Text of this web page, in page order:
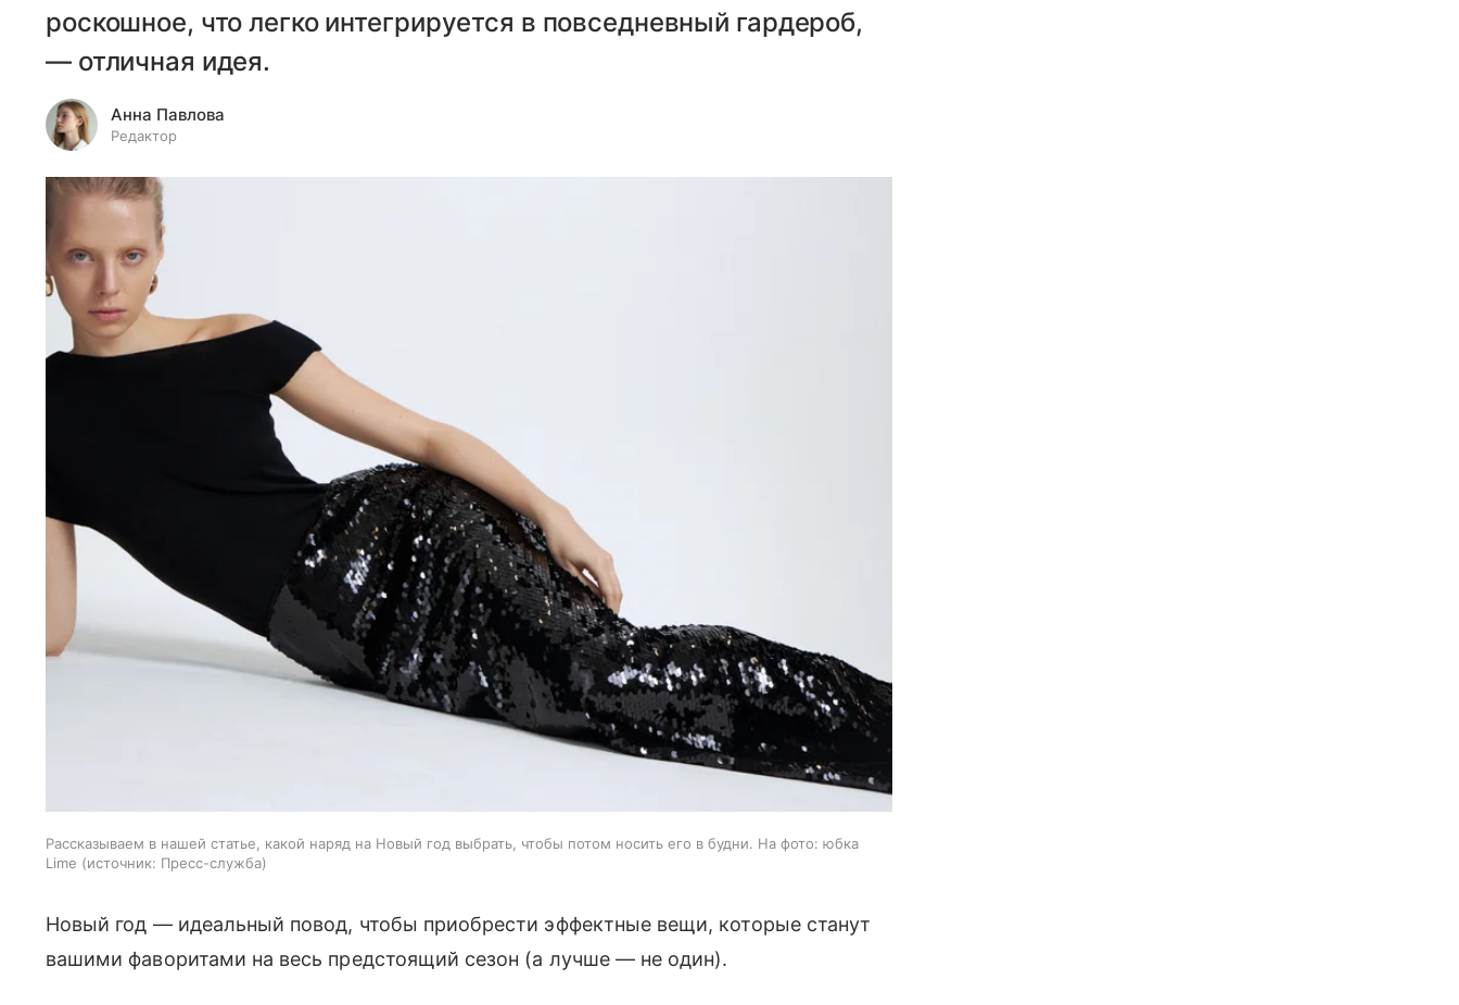
роскошное, что легко интегрируется в повседневный гардероб,
— отличная идея.
Анна Павлова
Редактор
Рассказываем в нашей статье, какой наряд на Новый год выбрать, чтобы потом носить его в будни. На фото: юбка
Lime
источник: Пресс-служба
Новый год — идеальный повод, чтобы приобрести эффектные вещи, которые станут
вашими фаворитами на весь предстоящий сезон (а лучше — не один).